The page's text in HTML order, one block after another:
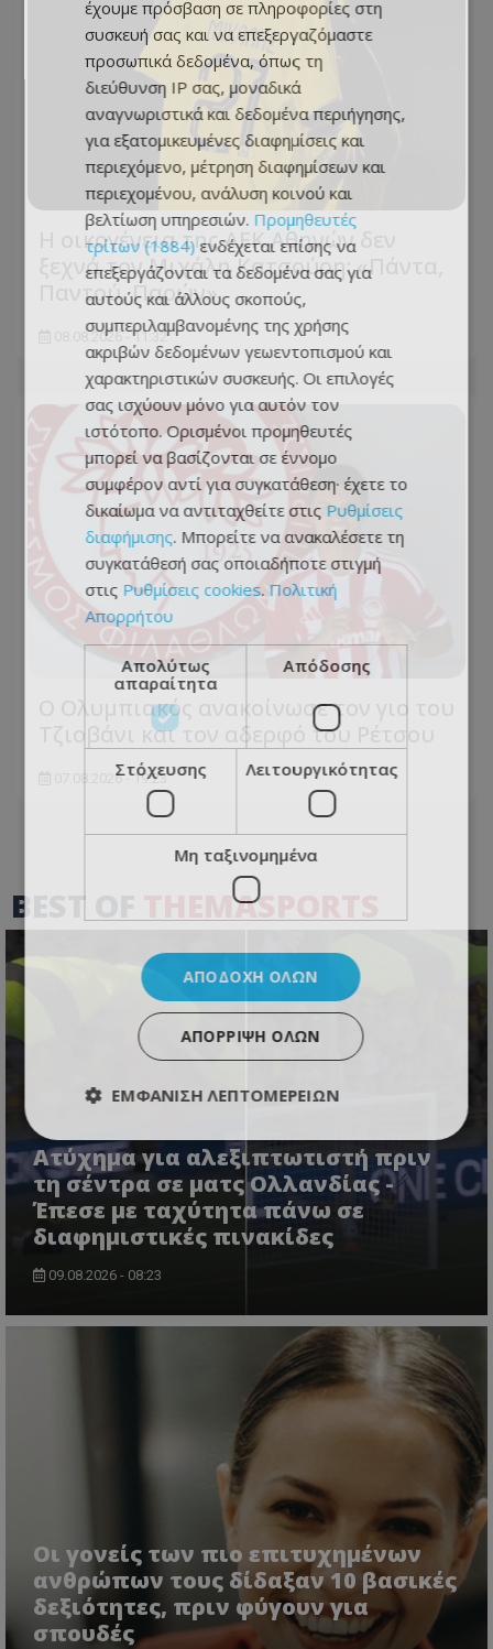
Η οικογένεια της ΑΕΚ Αθηνών δεν
ξεχνά τον Μιχάλη Κατσούρη: «Πάντα,
Παντού, Παρών»
08.08.2026 - 11:32
Ο Ολυμπιακός ανακοίνωσε τον γιο του
Τζιοβάνι και τον αδερφό του Ρέτσου
07.08.2026 - 19:23
BEST OF THEMASPORTS
Ατύχημα για αλεξιπτωτιστή πριν
τη σέντρα σε ματς Ολλανδίας -
Έπεσε με ταχύτητα πάνω σε
διαφημιστικές πινακίδες
09.08.2026 - 08:23
Οι γονείς των πιο επιτυχημένων
ανθρώπων τους δίδαξαν 10 βασικές
δεξιότητες, πριν φύγουν για
σπουδές
έχουμε πρόσβαση σε πληροφορίες στη
συσκευή σας και να επεξεργαζόμαστε
προσωπικά δεδομένα, όπως τη
διεύθυνση IP σας, μοναδικά
αναγνωριστικά και δεδομένα περιήγησης,
για εξατομικευμένες διαφημίσεις και
περιεχόμενο, μέτρηση διαφημίσεων και
περιεχομένου, ανάλυση κοινού και
βελτίωση υπηρεσιών. Προμηθευτές
τρίτων (1884) ενδέχεται επίσης να
επεξεργάζονται τα δεδομένα σας για
αυτούς και άλλους σκοπούς,
συμπεριλαμβανομένης της χρήσης
ακριβών δεδομένων γεωεντοπισμού και
χαρακτηριστικών συσκευής. Οι επιλογές
σας ισχύουν μόνο για αυτόν τον
ιστότοπο. Ορισμένοι προμηθευτές
μπορεί να βασίζονται σε έννομο
συμφέρον αντί για συγκατάθεση· έχετε το
δικαίωμα να αντιταχθείτε στις Ρυθμίσεις
διαφήμισης. Μπορείτε να ανακαλέσετε τη
συγκατάθεσή σας οποιαδήποτε στιγμή
στις Ρυθμίσεις cookies. Πολιτική
Απορρήτου
Απολύτως
απαραίτητα
Απόδοσης
Στόχευσης Λειτουργικότητας
Μη ταξινομημένα
ΑΠΟΔΟΧΉ ΌΛΩΝ
ΑΠΌΡΡΙΨΗ ΌΛΩΝ
ΕΜΦΆΝΙΣΗ ΛΕΠΤΟΜΕΡΕΙΏΝ